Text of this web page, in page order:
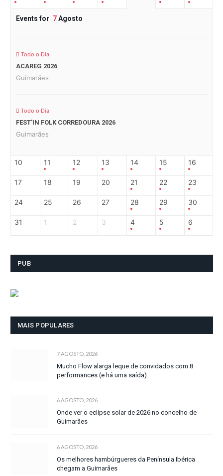
Events for 7Agosto
Todo o Dia
ACAREG 2026
Guimarães
Todo o Dia
FEST’IN FOLK CORREDOURA 2026
Guimarães
10 11 12 13 14 15 16
17 18 19 20 21 22 23
24 25 26 27 28 29 30
31 1 2 3 4 5 6
PUB
MAIS POPULARES
7 AGOSTO, 2026
Mucho Flow alarga leque de convidados com 8
performances (e há uma saída)
6 AGOSTO, 2026
Onde ver o eclipse solar de 2026 no concelho de
Guimarães
6 AGOSTO, 2026
Os melhores hambúrgueres da Península Ibérica
chegam a Guimarães